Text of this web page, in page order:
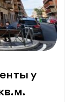
у